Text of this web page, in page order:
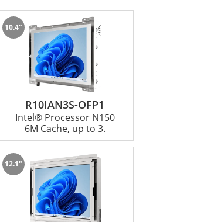
コスト効率の高いソリューシ
軟な取り付けオプション、
端末、産業用制御システムな
スとサポートを提供すること
ーズへの対応については、今
R10IAN3S-OFP1
10.4"
Intel® Processor N150
6M Cache, up to 3.
12.1"